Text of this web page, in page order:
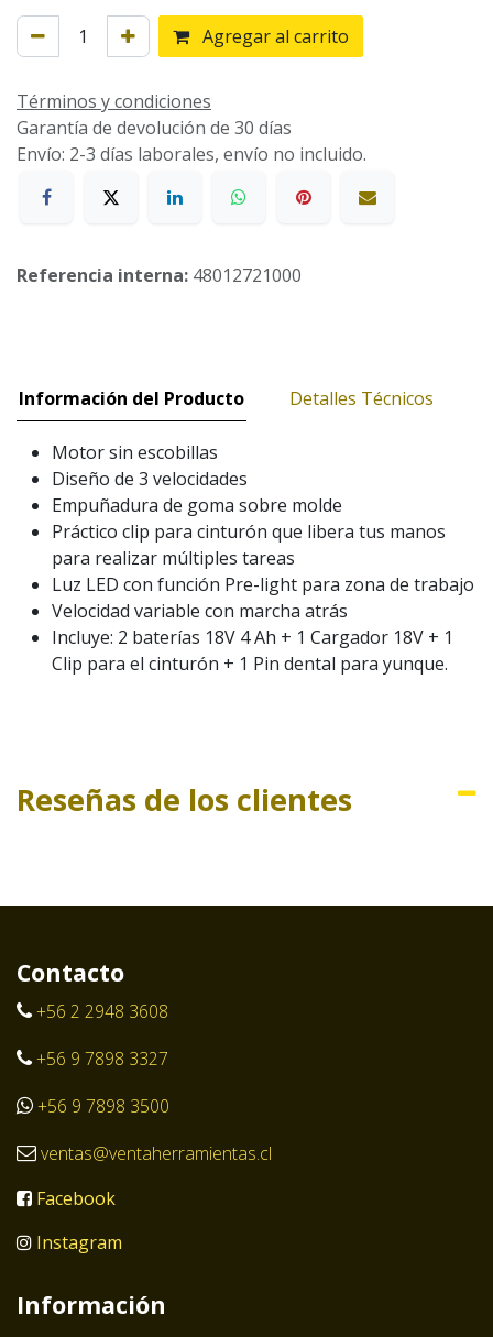
Agregar al carrito
Términos y condiciones
Garantía de devolución de 30 días
Envío: 2-3 días laborales, envío no incluido.
Referencia interna: 48012721000
Información del Producto Detalles Técnicos
Motor sin escobillas
Diseño de 3 velocidades
Empuñadura de goma sobre molde
Práctico clip para cinturón que libera tus manos
para realizar múltiples tareas
Luz LED con función Pre-light para zona de trabajo
Velocidad variable con marcha atrás
Incluye: 2 baterías 18V 4 Ah + 1 Cargador 18V + 1
Clip para el cinturón + 1 Pin dental para yunque.
Reseñas de los clientes
Contacto
+56 2 2948 3608
+56 9 7898 3327
+56 9 7898 3500
ventas@ventaherramientas.cl
Facebook
Instagram
Información